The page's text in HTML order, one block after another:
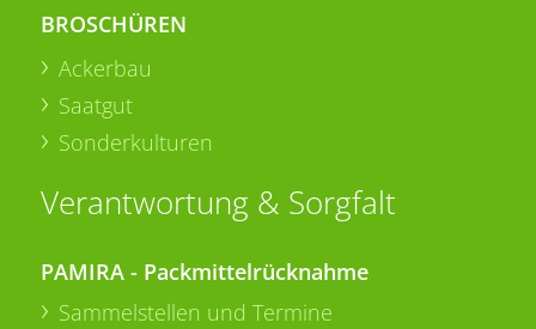
BROSCHÜREN
Ackerbau
Saatgut
Sonderkulturen
Verantwortung & Sorgfalt
PAMIRA - Packmittelrücknahme
Sammelstellen und Termine